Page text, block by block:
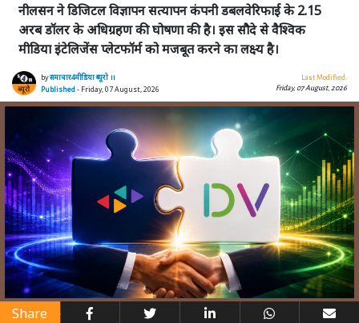
नीलसन ने डिजिटल विज्ञापन सत्यापन कंपनी डबलवेरिफाई के 2.15
अरब डॉलर के अधिग्रहण की घोषणा की है। इस सौदे से वैश्विक
मीडिया इंटेलिजेंस प्लेटफॉर्म को मजबूत करने का लक्ष्य है।
byसमाचार4मीडिया ब्यूरो ।।
Published- Friday, 07 August, 2026
Last Modified:
Friday, 07 August, 2026
Share